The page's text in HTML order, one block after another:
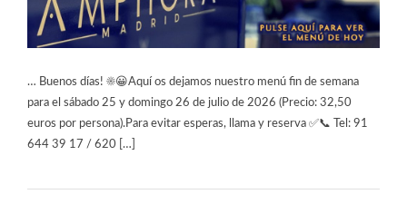
… Buenos días! ☀️😀Aquí os dejamos nuestro menú fin de semana
para el sábado 25 y domingo 26 de julio de 2026 (Precio: 32,50
euros por persona).Para evitar esperas, llama y reserva ✅📞 Tel: 91
644 39 17 / 620 […]